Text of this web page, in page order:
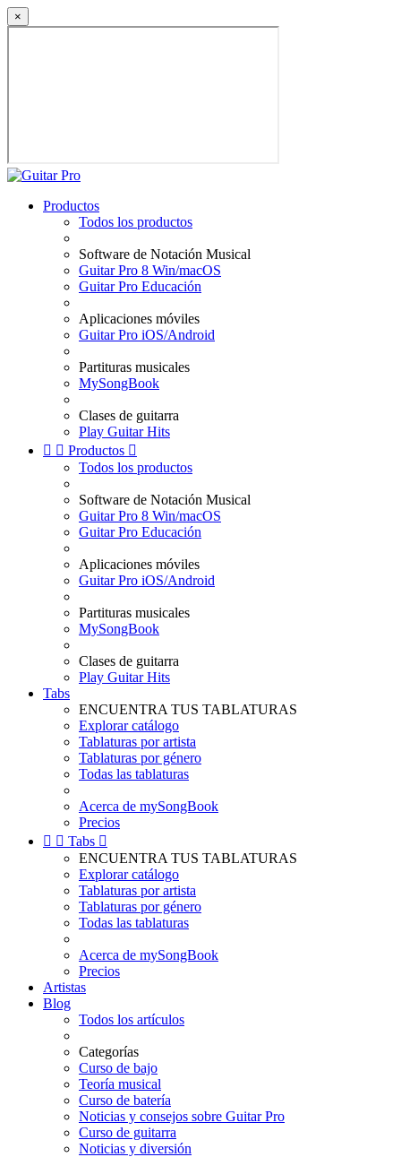
×
Productos
Todos los productos
Software de Notación Musical
Guitar Pro 8 Win/macOS
Guitar Pro Educación
Aplicaciones móviles
Guitar Pro iOS/Android
Partituras musicales
MySongBook
Clases de guitarra
Play Guitar Hits
  Productos 
Todos los productos
Software de Notación Musical
Guitar Pro 8 Win/macOS
Guitar Pro Educación
Aplicaciones móviles
Guitar Pro iOS/Android
Partituras musicales
MySongBook
Clases de guitarra
Play Guitar Hits
Tabs
ENCUENTRA TUS TABLATURAS
Explorar catálogo
Tablaturas por artista
Tablaturas por género
Todas las tablaturas
Acerca de mySongBook
Precios
  Tabs 
ENCUENTRA TUS TABLATURAS
Explorar catálogo
Tablaturas por artista
Tablaturas por género
Todas las tablaturas
Acerca de mySongBook
Precios
Artistas
Blog
Todos los artículos
Categorías
Curso de bajo
Teoría musical
Curso de batería
Noticias y consejos sobre Guitar Pro
Curso de guitarra
Noticias y diversión